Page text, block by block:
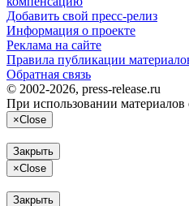
Добавить свой пресс-релиз
Информация о проекте
Реклама на сайте
Правила публикации
Обратная связь
© 2002-2026, press-release.ru
При использовании материалов
×Close
Закрыть
×Close
Закрыть